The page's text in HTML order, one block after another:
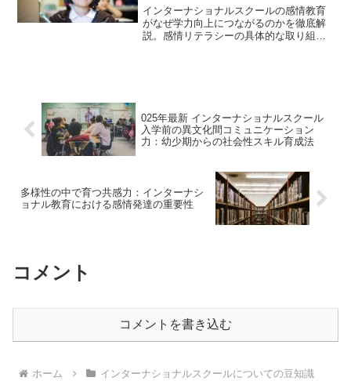
向
インターナショナルスクールの感情教育
がなぜ学力向上につながるのかを徹底解
説。感情リテラシーの具体的な取り組み
025年最新 インターナショナルスクール
入学前の異文化間コミュニケーション
力：幼少期からの社会性スキル育成法
多様性の中で育つ共感力：インターナシ
ョナル教育における感情発達の重要性
コメント
コメントを書き込む
ホーム
インターナショナルスクールについての豆知識